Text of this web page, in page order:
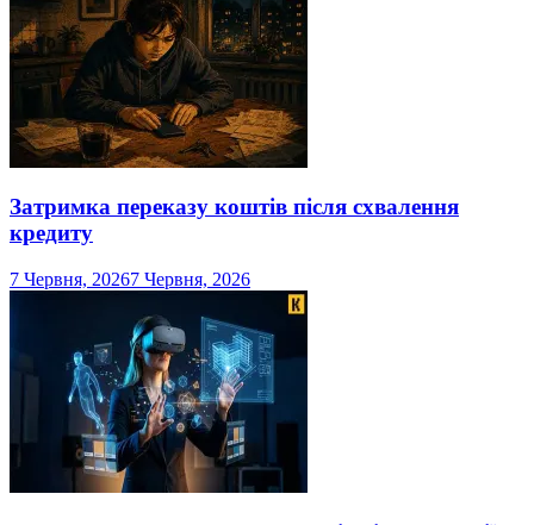
Затримка переказу коштів після схвалення
кредиту
7 Червня, 20267 Червня, 2026